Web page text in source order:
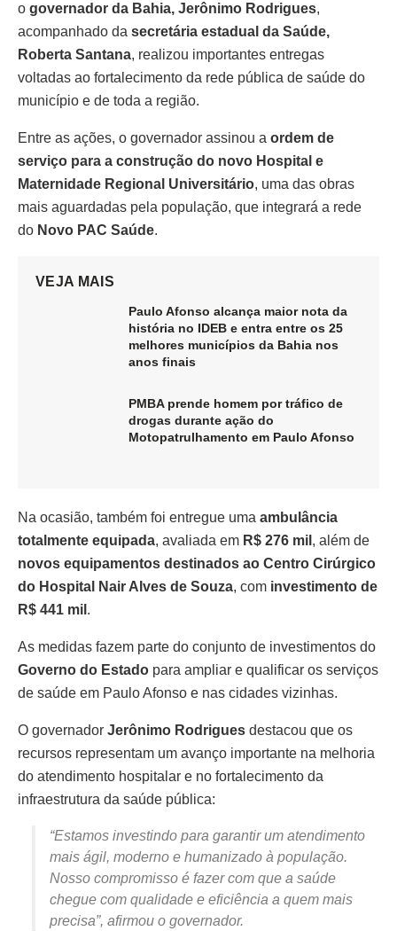
o governador da Bahia, Jerônimo Rodrigues,
acompanhado da secretária estadual da Saúde,
Roberta Santana, realizou importantes entregas
voltadas ao fortalecimento da rede pública de saúde do
município e de toda a região.
Entre as ações, o governador assinou a ordem de
serviço para a construção do novo Hospital e
Maternidade Regional Universitário, uma das obras
mais aguardadas pela população, que integrará a rede
do Novo PAC Saúde.
VEJA MAIS
Paulo Afonso alcança maior nota da
história no IDEB e entra entre os 25
melhores municípios da Bahia nos
anos finais
PMBA prende homem por tráfico de
drogas durante ação do
Motopatrulhamento em Paulo Afonso
Na ocasião, também foi entregue uma ambulância
totalmente equipada, avaliada em R$ 276 mil , além de
novos equipamentos destinados ao Centro Cirúrgico
do Hospital Nair Alves de Souza, com investimento de
R$ 441 mil .
As medidas fazem parte do conjunto de investimentos do
Governo do Estado para ampliar e qualificar os serviços
de saúde em Paulo Afonso e nas cidades vizinhas.
O governador Jerônimo Rodrigues destacou que os
recursos representam um avanço importante na melhoria
do atendimento hospitalar e no fortalecimento da
infraestrutura da saúde pública:
“Estamos investindo para garantir um atendimento
mais ágil, moderno e humanizado à população.
Nosso compromisso é fazer com que a saúde
chegue com qualidade e eficiência a quem mais
precisa”, afirmou o governador.